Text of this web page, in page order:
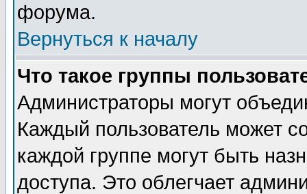
форума.
Вернуться к началу
Что такое группы
Администраторы могут
Каждый пользователь может
каждой группе могут быть
доступа. Это облегчает